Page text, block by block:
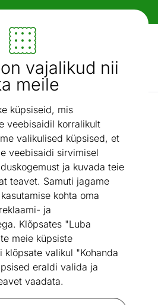
vajalikud nii
meile
küpsiseid, mis
veebisaidil korralikult
valikulised küpsised, et
veebisaidi sirvimisel
ja kuvada teie
teavet. Samuti jagame
kohta oma
ja
Klõpsates "Luba
meie küpsiste
klõpsate valikul "Kohanda
eraldi valida ja
vaadata.
ja mugavad makseviisid!
- ON24
AI otsing
/ Laelamp Brasco